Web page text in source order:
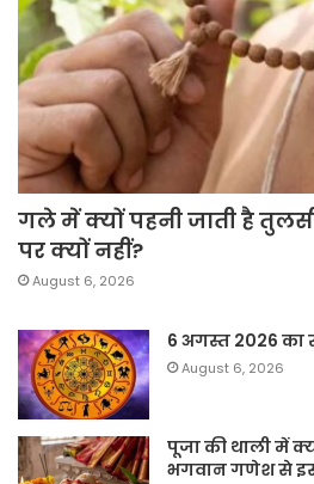
गले में क्यों पहनी जाती है
पर क्यों नहीं?
August 6, 2026
6 अगस्त 2026 का
August 6, 2026
पूजा की थाली में
भगवान गणेश से